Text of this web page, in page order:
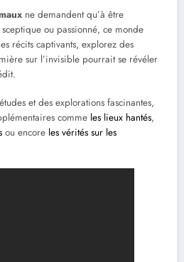
ne demandent qu’à être
ou passionné, ce monde
récits captivants, explorez des
sur l’invisible pourrait se révéler
et des explorations fascinantes,
comme les lieux hantés,
ou encore les vérités sur les